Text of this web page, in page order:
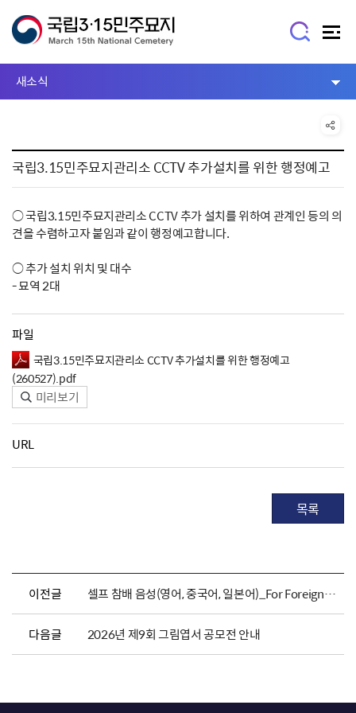
새소식
국립3.15민주묘지관리소 CCTV 추가설치를 위한 행정예고
○ 국립3.15민주묘지관리소 CCTV 추가 설치를 위하여 관계인 등의 의
견을 수렴하고자 붙임과 같이 행정예고합니다.
○ 추가 설치 위치 및 대수
- 묘역 2대
파일
국립3.15민주묘지관리소 CCTV 추가설치를 위한 행정예고
(260527).pdf
미리보기
URL
목록
이전글 셀프 참배 음성(영어, 중국어, 일본어)_For Foreigners
다음글 2026년 제9회 그림엽서 공모전 안내